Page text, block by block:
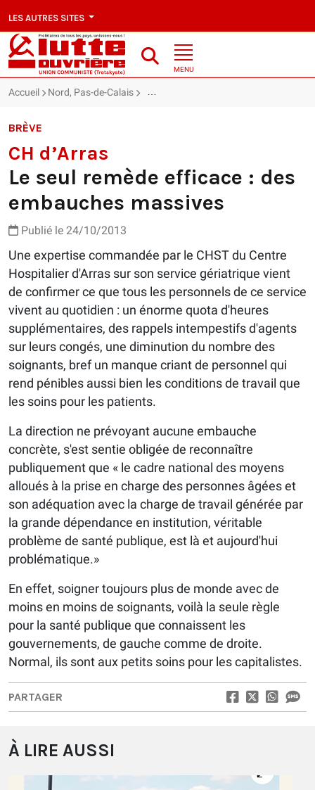
LES AUTRES SITES
MENU
Accueil Nord, Pas-de-Calais CH d’Arras : Le seul remède efficace :
BRÈVE
CH d’Arras
Le seul remède efficace : des
embauches massives
Publié le 24/10/2013
Une expertise commandée par le CHST du Centre
Hospitalier d'Arras sur son service gériatrique vient
de confirmer ce que tous les personnels de ce service
vivent au quotidien : un énorme quota d'heures
supplémentaires, des rappels intempestifs d'agents
sur leurs congés, une diminution du nombre des
soignants, bref un manque criant de personnel qui
rend pénibles aussi bien les conditions de travail que
les soins pour les patients.
La direction ne prévoyant aucune embauche
concrète, s'est sentie obligée de reconnaître
publiquement que « le cadre national des moyens
alloués à la prise en charge des personnes âgées et
son adéquation avec la charge de travail générée par
la grande dépendance en institution, véritable
problème de santé publique, est là et aujourd'hui
problématique.»
En effet, soigner toujours plus de monde avec de
moins en moins de soignants, voilà la seule règle
pour la santé publique que connaissent les
gouvernements, de gauche comme de droite.
Normal, ils sont aux petits soins pour les capitalistes.
PARTAGER
À LIRE AUSSI